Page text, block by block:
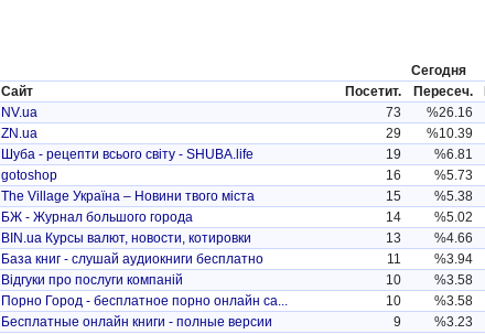
Сегодня
Сайт
Посетит. Пересеч.
NV.ua
73 %26.16
ZN.ua
29 %10.39
Шуба - рецепти всього світу - SHUBA.life
19 %6.81
gotoshop
16 %5.73
The Village Україна – Новини твого міста
15 %5.38
БЖ - Журнал большого города
14 %5.02
BIN.ua Курсы валют, новости, котировки
13 %4.66
База книг - слушай аудиокниги бесплатно
11 %3.94
Відгуки про послуги компаній
10 %3.58
Порно Город - бесплатное порно онлайн са...
10 %3.58
Бесплатные онлайн книги - полные версии
9 %3.23